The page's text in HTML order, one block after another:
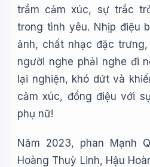
trầm cảm xúc, sự trắc
trong tình yêu. Nhịp điệu
ảnh, chất nhạc đặc
người nghe phải nghe đi
lại nghiện, khó dứt và
cảm xúc, đồng điệu với
phụ nữ!
Năm 2023, phan Mạnh
Hoàng Thuỳ Linh, Hậu